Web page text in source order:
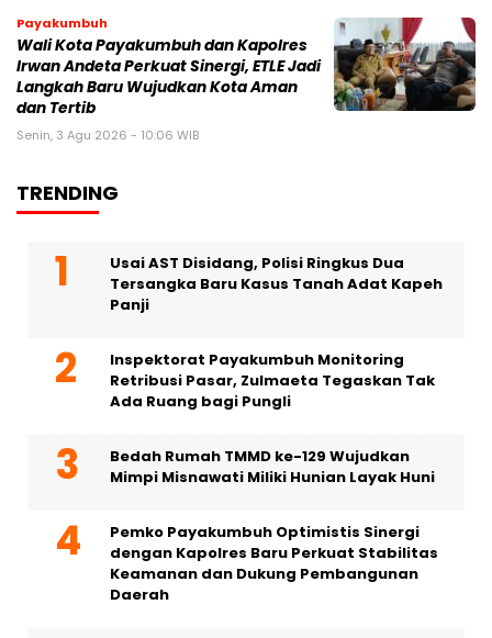
Payakumbuh
Wali Kota Payakumbuh dan Kapolres
Irwan Andeta Perkuat Sinergi, ETLE Jadi
Langkah Baru Wujudkan Kota Aman
dan Tertib
Senin, 3 Agu 2026 - 10:06 WIB
TRENDING
Usai AST Disidang, Polisi Ringkus Dua
Tersangka Baru Kasus Tanah Adat Kapeh
Panji
Inspektorat Payakumbuh Monitoring
Retribusi Pasar, Zulmaeta Tegaskan Tak
Ada Ruang bagi Pungli
Bedah Rumah TMMD ke-129 Wujudkan
Mimpi Misnawati Miliki Hunian Layak Huni
Pemko Payakumbuh Optimistis Sinergi
dengan Kapolres Baru Perkuat Stabilitas
Keamanan dan Dukung Pembangunan
Daerah